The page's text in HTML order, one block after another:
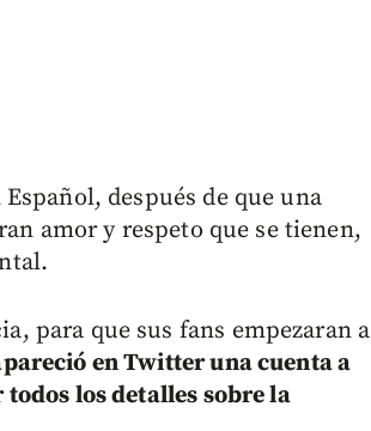
después de que una
amor y respeto que se tienen,
para que sus fans empezaran a
en Twitter una cuenta a
los detalles sobre la